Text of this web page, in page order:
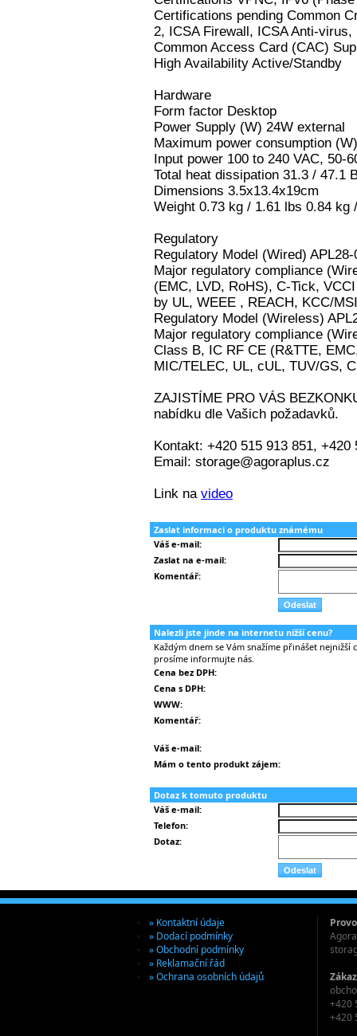
Zaslat informaci o produktu známému
Váš e-mail:
Zaslat na e-mail:
Komentář:
Nalezli jste jinde na internetu nižší cenu?
Každým dnem se Vám snažíme přinášet
prosíme informujte nás.
Cena bez DPH:
Cena s DPH:
WWW:
Komentář:
Váš e-mail:
Mám o tento produkt zájem:
Dotaz k tomuto produktu
Váš e-mail:
Telefon:
Dotaz:
+420
+420
» Kontaktní údaje
» Dodací podmínky
» Obchodní podmínky
» Reklamační řád
» Ochrana osobních údajů